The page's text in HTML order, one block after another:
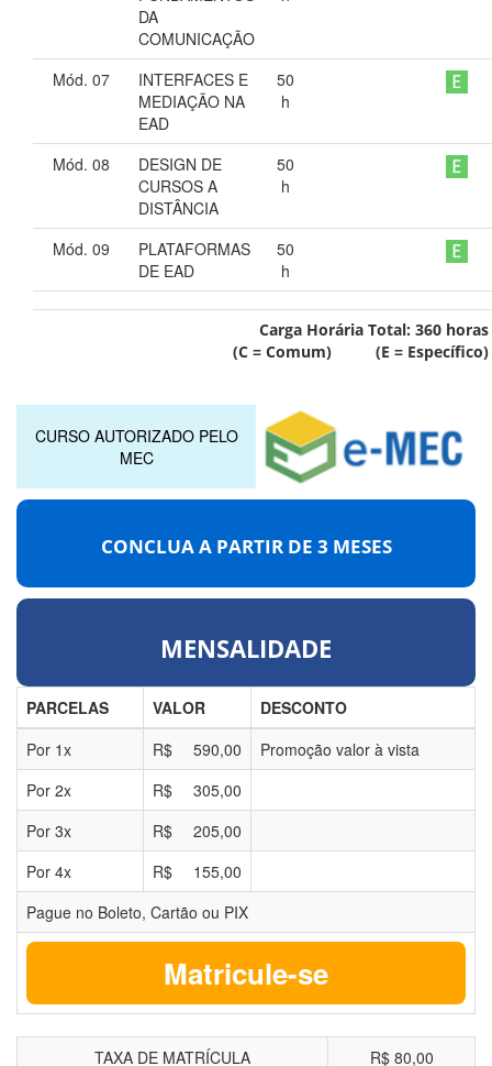
DA
COMUNICAÇÃO
Mód. 07
INTERFACES E
MEDIAÇÃO NA
EAD
50
h
Mód. 08
DESIGN DE
CURSOS A
DISTÂNCIA
50
h
Mód. 09
PLATAFORMAS
DE EAD
50
h
Carga Horária Total: 360 horas
(C = Comum) (E = Específico)
CURSO AUTORIZADO PELO
MEC
CONCLUA A PARTIR DE 3 MESES
MENSALIDADE
PARCELAS VALOR
DESCONTO
Por 1x R$ 590,00
Promoção valor à vista
Por 2x R$
305,00
Por 3x R$
205,00
Por 4x R$
155,00
Pague no Boleto, Cartão ou PIX
Matricule-se
TAXA DE MATRÍCULA R$ 80,00